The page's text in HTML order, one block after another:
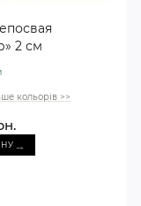
2 см
кольорів >>
→